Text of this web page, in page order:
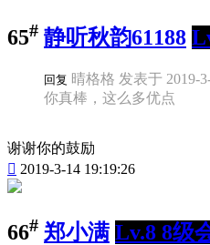
65# 静听秋韵61188
回复 晴格格 发表于 2019-
你真棒，这么多优点
谢谢你的鼓励
 2019-3-14 19:19:26
66# 郑小满 Lv.8 8级